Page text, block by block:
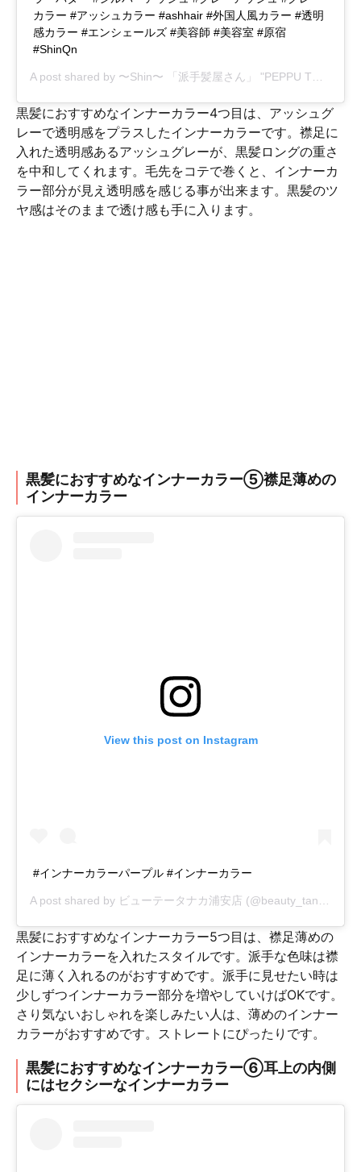
カラー #アッシュカラー #ashhair #外国人風カラー #透明
感カラー #エンシェールズ #美容師 #美容室 #原宿
#ShinQn
A post shared by 〜Shin〜 「派手髪屋さん」 "PEPPU TOKYO"
黒髪におすすめなインナーカラー4つ目は、アッシュグ
レーで透明感をプラスしたインナーカラーです。襟足に
入れた透明感あるアッシュグレーが、黒髪ロングの重さ
を中和してくれます。毛先をコテで巻くと、インナーカ
ラー部分が見え透明感を感じる事が出来ます。黒髪のツ
ヤ感はそのままで透け感も手に入ります。
黒髪におすすめなインナーカラー⑤襟足薄めの
インナーカラー
View this post on Instagram
#インナーカラーパープル #インナーカラー
A post shared by ビューテータナカ浦安店 (@beauty_tanaka_urayasu) on
黒髪におすすめなインナーカラー5つ目は、襟足薄めの
インナーカラーを入れたスタイルです。派手な色味は襟
足に薄く入れるのがおすすめです。派手に見せたい時は
少しずつインナーカラー部分を増やしていけばOKです。
さり気ないおしゃれを楽しみたい人は、薄めのインナー
カラーがおすすめです。ストレートにぴったりです。
黒髪におすすめなインナーカラー⑥耳上の内側
にはセクシーなインナーカラー